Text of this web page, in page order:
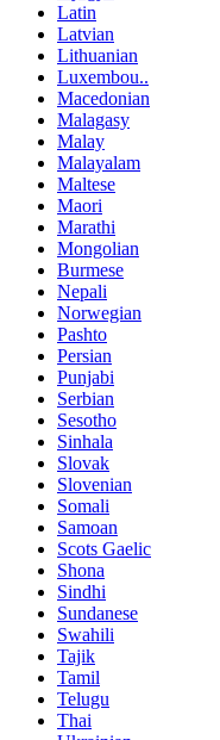
Latin
Latvian
Lithuanian
Luxembou..
Macedonian
Malagasy
Malay
Malayalam
Maltese
Maori
Marathi
Mongolian
Burmese
Nepali
Norwegian
Pashto
Persian
Punjabi
Serbian
Sesotho
Sinhala
Slovak
Slovenian
Somali
Samoan
Scots Gaelic
Shona
Sindhi
Sundanese
Swahili
Tajik
Tamil
Telugu
Thai